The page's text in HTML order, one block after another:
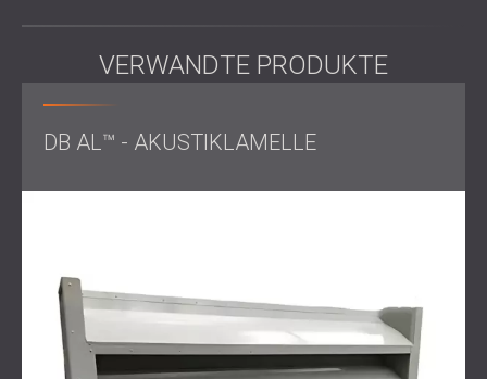
die Ruhe der Bewohner gewährleistet werden.
Herausforderung
ausreichenden Luftstrom gewährleisten, um eine
Überhitzung zu vermeiden.
VERWANDTE PRODUKTE
DB AL™ - AKUSTIKLAMELLE